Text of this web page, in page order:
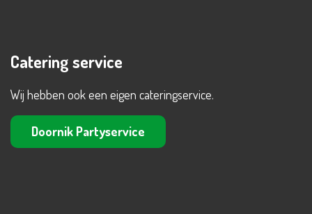
Catering service
Wij hebben ook een eigen cateringservice.
Doornik Partyservice